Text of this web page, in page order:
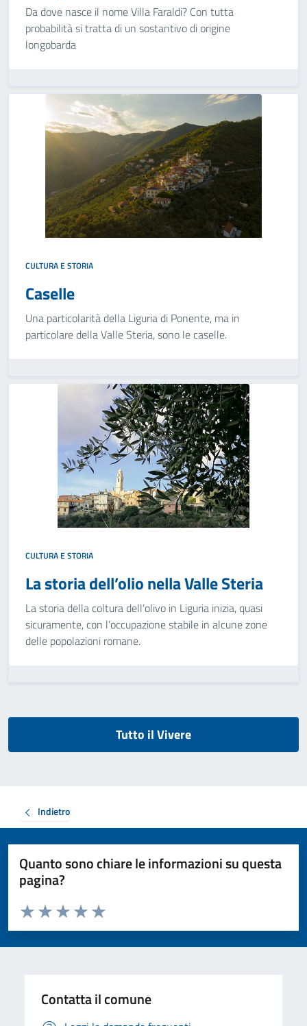
Da dove nasce il nome Villa Faraldi? Con tutta
probabilità si tratta di un sostantivo di origine
longobarda
CULTURA E STORIA
Caselle
Una particolarità della Liguria di Ponente, ma in
particolare della Valle Steria, sono le caselle.
CULTURA E STORIA
La storia dell’olio nella Valle Steria
La storia della coltura dell’olivo in Liguria inizia, quasi
sicuramente, con l’occupazione stabile in alcune zone
delle popolazioni romane.
Tutto il Vivere
Indietro
Quanto sono chiare le informazioni su questa
pagina?
Valuta da 1 a 5 stelle la pagina
Valuta 5 stelle su 5
Valuta 4 stelle su 5
Valuta 3 stelle su 5
Valuta 2 stelle su 5
Valuta 1 stelle su 5
Contatta il comune